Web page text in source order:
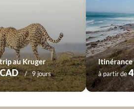
au Kruger
9 jours à partir de